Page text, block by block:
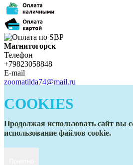
Магнитогорск
Телефон
+79823058848
E-mail
zoomatilda74@mail.ru
Телефон
+79823058848
zoomatilda74@mail.ru
COOKIES
Продолжая использовать сайт вы
использование файлов cookie.